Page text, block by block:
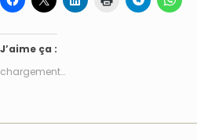
J’aime ça :
chargement…